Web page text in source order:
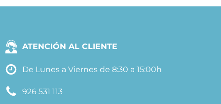
ATENCIÓN AL CLIENTE
De Lunes a Viernes de 8:30 a 15:00h
926 531 113